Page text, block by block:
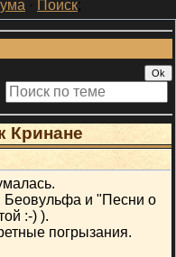
· Поиск;
Кринане
Беовульфа и "Песни о
:-) ).
погрызания.